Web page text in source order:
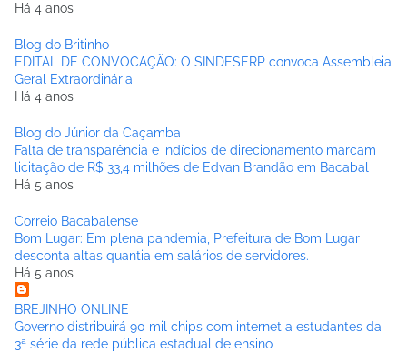
Há 4 anos
Blog do Britinho
EDITAL DE CONVOCAÇÃO: O SINDESERP convoca Assembleia
Geral Extraordinária
Há 4 anos
Blog do Júnior da Caçamba
Falta de transparência e indícios de direcionamento marcam
licitação de R$ 33,4 milhões de Edvan Brandão em Bacabal
Há 5 anos
Correio Bacabalense
Bom Lugar: Em plena pandemia, Prefeitura de Bom Lugar
desconta altas quantia em salários de servidores.
Há 5 anos
BREJINHO ONLINE
Governo distribuirá 90 mil chips com internet a estudantes da
3ª série da rede pública estadual de ensino